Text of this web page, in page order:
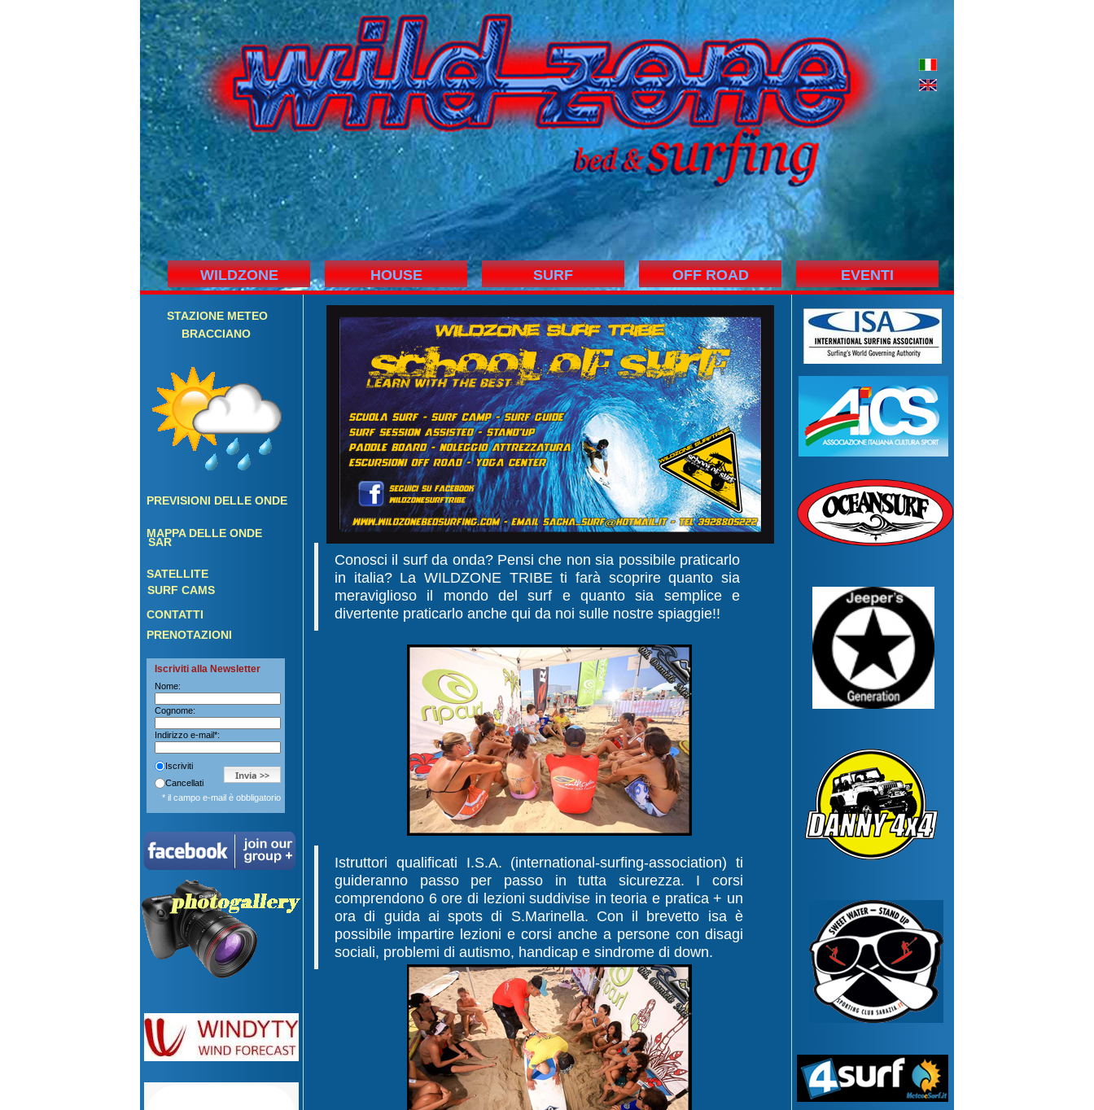
WILDZONE HOUSE SURF OFF ROAD EVENTI
Iscriviti alla Newsletter
Nome:
Cognome:
Indirizzo e-mail*:
Iscriviti
Cancellati
* il campo e-mail è obbligatorio
PREVISIONI DELLE ONDE
SURF CAMS
MAPPA DELLE ONDE
CONTATTI
PRENOTAZIONI
SATELLITE
SAR
STAZIONE METEO
BRACCIANO
WILDZONE
SURF TRIBE
PRESENTA
Conosci il surf da onda? Pensi che non sia possibile praticarlo
in italia? La WILDZONE TRIBE ti farà scoprire quanto sia
meraviglioso il mondo del surf e quanto sia semplice e
divertente praticarlo anche qui da noi sulle nostre spiaggie!!
Istruttori qualificati I.S.A. (international-surfing-association) ti
guideranno passo per passo in tutta sicurezza. I corsi
comprendono 6 ore di lezioni suddivise in teoria e pratica + un
ora di guida ai spots di S.Marinella. Con il brevetto isa è
possibile impartire lezioni e corsi anche a persone con disagi
sociali, problemi di autismo, handicap e sindrome di down.